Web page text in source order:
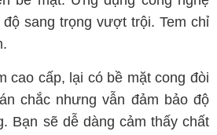
sang trọng vượt trội. Tem chỉ
cao cấp, lại có bề mặt cong đòi
chắc nhưng vẫn đảm bảo độ
Bạn sẽ dễ dàng cảm thấy chất